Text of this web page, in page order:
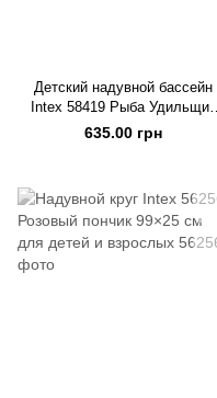
Детский надувной бассейн
Intex 58419 Рыба Удильщик
127×102×86 см с мягким дном
635.00 грн